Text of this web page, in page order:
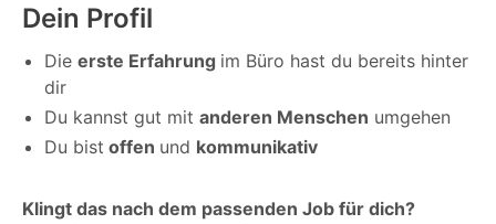
Dein Profil
Die erste Erfahrung im Büro hast du bereits hinter
dir
Du kannst gut mit anderen Menschen umgehen
Du bist offen und kommunikativ
Klingt das nach dem passenden Job für dich?